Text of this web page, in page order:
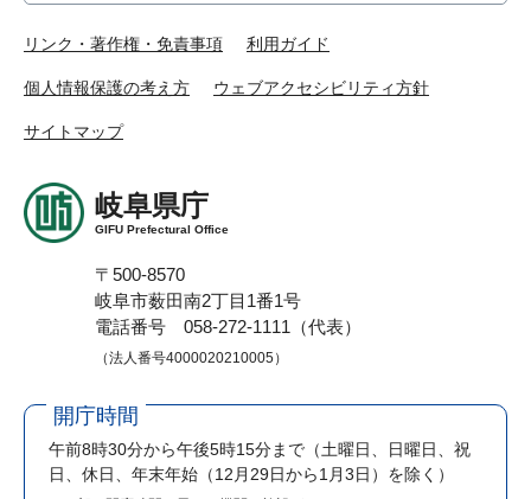
リンク・著作権・免責事項 利用ガイド
個人情報保護の考え方 ウェブアクセシビリティ方針
サイトマップ
岐阜県庁
GIFU Prefectural Office
〒500-8570
岐阜市薮田南2丁目1番1号
電話番号 058-272-1111（代表）
（法人番号4000020210005）
開庁時間
午前8時30分から午後5時15分まで （土曜日、日曜日、祝
日、休日、年末年始（12月29日から1月3日）を除く）